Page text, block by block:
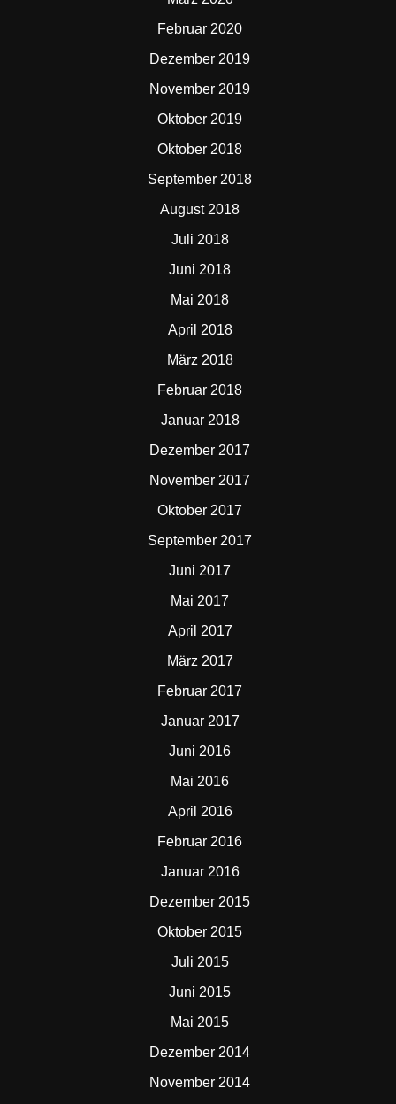
Februar 2020
Dezember 2019
November 2019
Oktober 2019
Oktober 2018
September 2018
August 2018
Juli 2018
Juni 2018
Mai 2018
April 2018
März 2018
Februar 2018
Januar 2018
Dezember 2017
November 2017
Oktober 2017
September 2017
Juni 2017
Mai 2017
April 2017
März 2017
Februar 2017
Januar 2017
Juni 2016
Mai 2016
April 2016
Februar 2016
Januar 2016
Dezember 2015
Oktober 2015
Juli 2015
Juni 2015
Mai 2015
Dezember 2014
November 2014